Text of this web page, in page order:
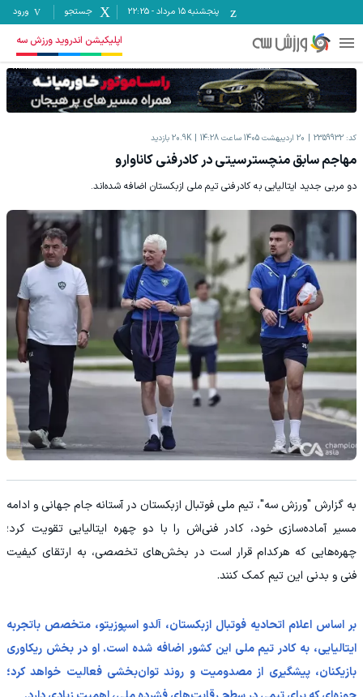
پنجشنبه ۱۵ مرداد -
22:25 جستجو ورود
اپلیکیشن اندروید ورزش سه
کد: 2359932 20 اردیبهشت 1405 ساعت 14:28 20.9K بازدید
مهاجم سابق منچسترسیتی در کادرفنی کاناوارو
دو مربی جدید ایتالیایی به کادرفنی تیم ملی ازبکستان اضافه شده‌اند.
به گزارش "ورزش سه"، تیم ملی فوتبال ازبکستان در آستانه جام جهانی و ادامه
مسیر آماده‌سازی خود، کادر فنی‌اش را با دو چهره ایتالیایی تقویت کرد؛
چهره‌هایی که هرکدام قرار است در بخش‌های تخصصی، به ارتقای کیفیت
فنی و بدنی این تیم کمک کنند.
بر اساس اعلام اتحادیه فوتبال ازبکستان، آلدو اسپوزیتو، متخصص باتجربه
ایتالیایی، به کادر تیم ملی این کشور اضافه شده است. او در بخش ریکاوری
بازیکنان، پیشگیری از مصدومیت و روند توان‌بخشی فعالیت خواهد کرد؛